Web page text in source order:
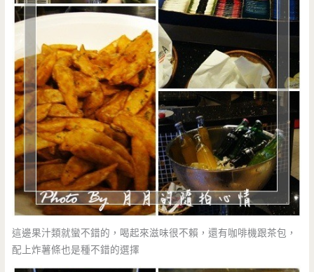
這邊果汁類就蠻不錯的，喝起來滋味很不賴，還有咖啡機跟茶包，
配上炸薯條也是種不錯的選擇